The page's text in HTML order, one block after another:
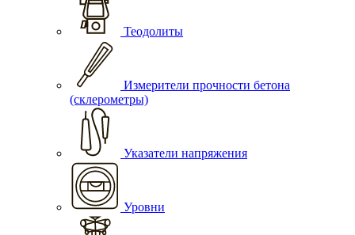
Теодолиты
Измерители прочности бетона
(склерометры)
Указатели напряжения
Уровни